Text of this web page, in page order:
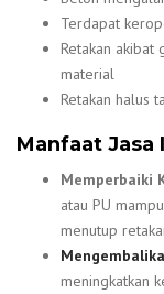
Terdapat
Retakan akibat
material
Retakan halus
Manfaat
Memperbaiki
atau PU
menutup
meningkatkan